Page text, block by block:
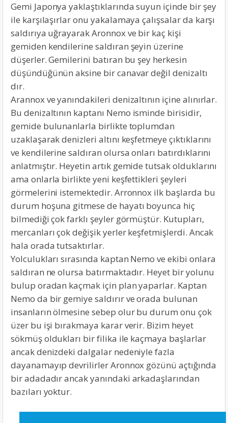
Gemi Japonya yaklaştıklarında suyun içinde bir şey
ile karşılaşırlar onu yakalamaya çalışsalar da karşı
saldırıya uğrayarak Aronnox ve bir kaç kişi
gemiden kendilerine saldıran şeyin üzerine
düşerler. Gemilerini batıran bu şey herkesin
düşündüğünün aksine bir canavar değil denizaltı
dır.
Arannox ve yanındakileri denizaltının içine alınırlar.
Bu denizaltının kaptanı Nemo isminde birisidir,
gemide bulunanlarla birlikte toplumdan
uzaklaşarak denizleri altını keşfetmeye çıktıklarını
ve kendilerine saldıran olursa onları batırdıklarını
anlatmıştır. Heyetin artık gemide tutsak olduklarını
ama onlarla birlikte yeni keşfettikleri şeyleri
görmelerini istemektedir. Arronnox ilk başlarda bu
durum hoşuna gitmese de hayatı boyunca hiç
bilmediği çok farklı şeyler görmüştür. Kutupları,
mercanları çok değişik yerler keşfetmişlerdi. Ancak
hala orada tutsaktırlar.
Yolculukları sırasında kaptan Nemo ve ekibi onlara
saldıran ne olursa batırmaktadır. Heyet bir yolunu
bulup oradan kaçmak için plan yaparlar. Kaptan
Nemo da bir gemiye saldırır ve orada bulunan
insanların ölmesine sebep olur bu durum onu çok
üzer bu işi bırakmaya karar verir. Bizim heyet
sökmüş oldukları bir filika ile kaçmaya başlarlar
ancak denizdeki dalgalar nedeniyle fazla
dayanamayıp devrilirler Aronnox gözünü açtığında
bir adadadır ancak yanındaki arkadaşlarından
bazıları yoktur.